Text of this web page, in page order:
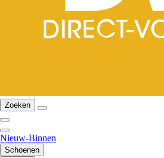
Zoeken
Nieuw-Binnen
Schoenen